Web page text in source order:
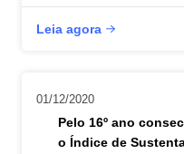
Leia agora
01/12/2020
Pelo 16º ano
o Índice de